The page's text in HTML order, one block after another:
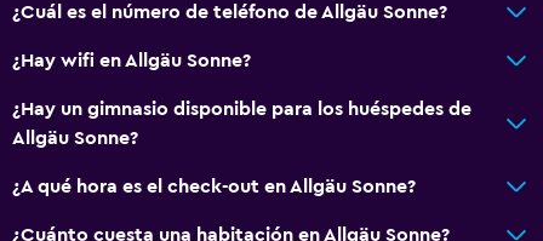
¿Cuál es el número de teléfono de Allgäu Sonne?
¿Hay wifi en Allgäu Sonne?
¿Hay un gimnasio disponible para los huéspedes de
Allgäu Sonne?
¿A qué hora es el check-out en Allgäu Sonne?
¿Cuánto cuesta una habitación en Allgäu Sonne?